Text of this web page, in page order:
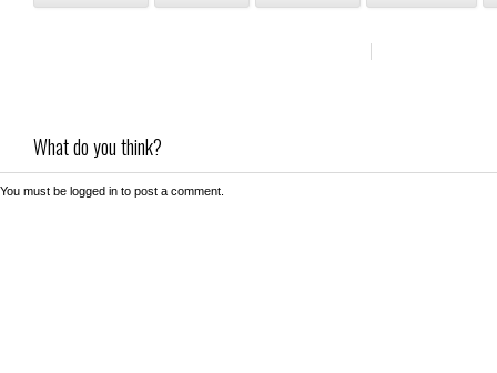
What do you think?
You must be logged in to post a comment.